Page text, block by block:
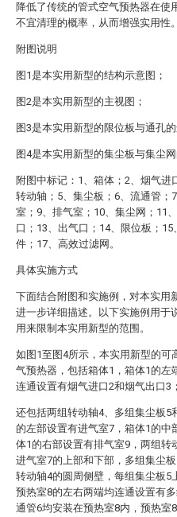
降低了传统的管式空气预热器在使
不宜清理的概率，从而增强实用性。
附图说明
图1是本实用新型的结构示意图；
图2是本实用新型的主视图；
图3是本实用新型的限位板与通孔
图4是本实用新型的集尘板与集尘
附图中标记：1、箱体；2、烟气进
转动轴；5、集尘板；6、流通管；
室；9、排气室；10、集尘网；11
口；13、出气口；14、限位板；15
件；17、高效过滤网。
具体实施方式
下面结合附图和实施例，对本实用
进一步详细描述。以下实施例用于
用来限制本实用新型的范围。
如图1至图4所示，本实用新型的可
气预热器，包括箱体1，箱体1的左
连通设置有烟气进口2和烟气出口3；
还包括两组转动轴4、多组集尘板5
的左部设置有进气室7，箱体1的中
体1的右部设置有排气室9，两组转
进气室7的上部和下部，多组集尘
转动轴4的圆周侧壁，每组集尘板5
预热室8的左右两端均连通设置有
通管6均安装在预热室8内，预热室